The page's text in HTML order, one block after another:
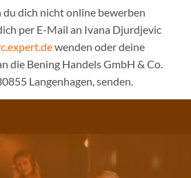
du dich nicht online bewerben
per E-Mail an Ivana Djurdjevic
wenden oder deine
die Bening Handels GmbH & Co.
Langenhagen, senden.